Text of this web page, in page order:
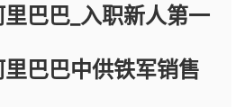
巴巴_入职新人第一
巴巴中供铁军销售